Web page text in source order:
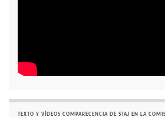
TEXTO Y VÍDEOS COMPARECENCIA DE STAJ EN LA